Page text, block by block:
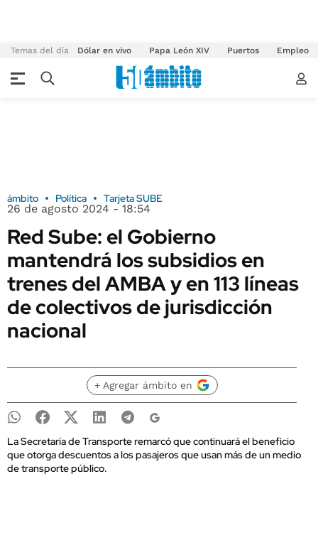
Temas del día Dólar en vivo Papa León XIV Puertos Empleo
ámbito Política Tarjeta SUBE
26 de agosto 2024 - 18:54
Red Sube: el Gobierno
mantendrá los subsidios en
trenes del AMBA y en 113 líneas
de colectivos de jurisdicción
nacional
+ Agregar ámbito en
La Secretaría de Transporte remarcó que continuará el beneficio
que otorga descuentos a los pasajeros que usan más de un medio
de transporte público.